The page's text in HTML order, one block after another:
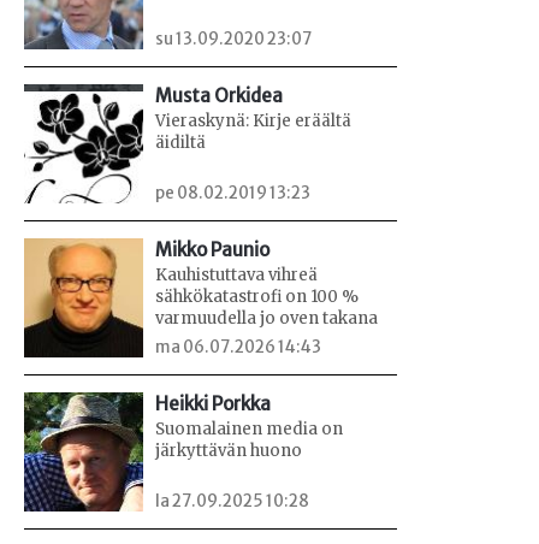
su 13.09.2020 23:07
Musta Orkidea
Vieraskynä: Kirje eräältä
äidiltä
pe 08.02.2019 13:23
Mikko Paunio
Kauhistuttava vihreä
sähkökatastrofi on 100 %
varmuudella jo oven takana
ma 06.07.2026 14:43
Heikki Porkka
Suomalainen media on
järkyttävän huono
la 27.09.2025 10:28